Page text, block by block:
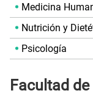
Medicina
Nutrición y
Psicología
Facultad